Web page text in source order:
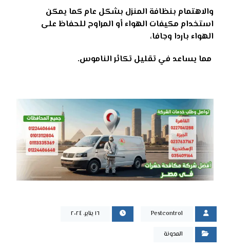
والاهتمام بنظافة المنزل بشكل عام كما يمكن
استخدام مكيفات الهواء أو المراوح للحفاظ على
الهواء باردا وجافا،
مما يساعد في تقليل تكاثر الناموس.
Pestcontrol ١٦ يناير، ٢٠٢٤
المدونة